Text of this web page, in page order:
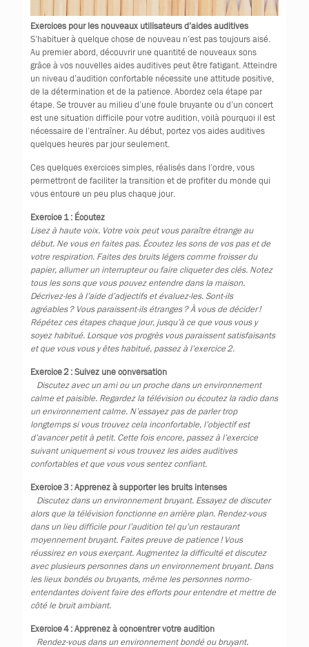
Exercices pour les nouveaux utilisateurs d’aides auditives
S’habituer à quelque chose de nouveau n’est pas toujours aisé.
Au premier abord, découvrir une quantité de nouveaux sons
grâce à vos nouvelles aides auditives peut être fatigant. Atteindre
un niveau d’audition confortable nécessite une attitude positive,
de la détermination et de la patience. Abordez cela étape par
étape. Se trouver au milieu d’une foule bruyante ou d’un concert
est une situation difficile pour votre audition, voilà pourquoi il est
nécessaire de l’entraîner. Au début, portez vos aides auditives
quelques heures par jour seulement.
Ces quelques exercices simples, réalisés dans l’ordre, vous
permettront de faciliter la transition et de profiter du monde qui
vous entoure un peu plus chaque jour.
Exercice 1 : Écoutez
Lisez à haute voix. Votre voix peut vous paraître étrange au
début. Ne vous en faites pas. Écoutez les sons de vos pas et de
votre respiration. Faites des bruits légers comme froisser du
papier, allumer un interrupteur ou faire cliqueter des clés. Notez
tous les sons que vous pouvez entendre dans la maison.
Décrivez-les à l’aide d’adjectifs et évaluez-les. Sont-ils
agréables ? Vous paraissent-ils étranges ? À vous de décider !
Répétez ces étapes chaque jour, jusqu’à ce que vous vous y
soyez habitué. Lorsque vos progrès vous paraissent satisfaisants
et que vous vous y êtes habitué, passez à l’exercice 2.
Exercice 2 : Suivez une conversation
Discutez avec un ami ou un proche dans un environnement
calme et paisible. Regardez la télévision ou écoutez la radio dans
un environnement calme. N’essayez pas de parler trop
longtemps si vous trouvez cela inconfortable, l’objectif est
d’avancer petit à petit. Cette fois encore, passez à l’exercice
suivant uniquement si vous trouvez les aides auditives
confortables et que vous vous sentez confiant.
Exercice 3 : Apprenez à supporter les bruits intenses
Discutez dans un environnement bruyant. Essayez de discuter
alors que la télévision fonctionne en arrière plan. Rendez-vous
dans un lieu difficile pour l’audition tel qu’un restaurant
moyennement bruyant. Faites preuve de patience ! Vous
réussirez en vous exerçant. Augmentez la difficulté et discutez
avec plusieurs personnes dans un environnement bruyant. Dans
les lieux bondés ou bruyants, même les personnes normo-
entendantes doivent faire des efforts pour entendre et mettre de
côté le bruit ambiant.
Exercice 4 : Apprenez à concentrer votre audition
Rendez-vous dans un environnement bondé ou bruyant.